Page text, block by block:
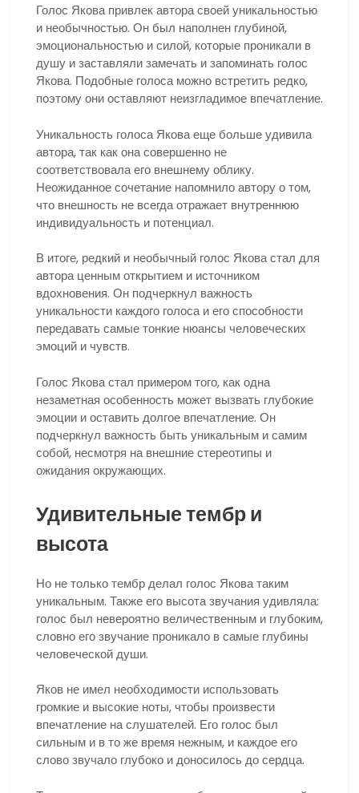
Голос Якова привлек автора своей уникальностью
и необычностью. Он был наполнен глубиной,
эмоциональностью и силой, которые проникали в
душу и заставляли замечать и запоминать голос
Якова. Подобные голоса можно встретить редко,
поэтому они оставляют неизгладимое впечатление.
Уникальность голоса Якова еще больше удивила
автора, так как она совершенно не
соответствовала его внешнему облику.
Неожиданное сочетание напомнило автору о том,
что внешность не всегда отражает внутреннюю
индивидуальность и потенциал.
В итоге, редкий и необычный голос Якова стал для
автора ценным открытием и источником
вдохновения. Он подчеркнул важность
уникальности каждого голоса и его способности
передавать самые тонкие нюансы человеческих
эмоций и чувств.
Голос Якова стал примером того, как одна
незаметная особенность может вызвать глубокие
эмоции и оставить долгое впечатление. Он
подчеркнул важность быть уникальным и самим
собой, несмотря на внешние стереотипы и
ожидания окружающих.
Удивительные тембр и
высота
Но не только тембр делал голос Якова таким
уникальным. Также его высота звучания удивляла:
голос был невероятно величественным и глубоким,
словно его звучание проникало в самые глубины
человеческой души.
Яков не имел необходимости использовать
громкие и высокие ноты, чтобы произвести
впечатление на слушателей. Его голос был
сильным и в то же время нежным, и каждое его
слово звучало глубоко и доносилось до сердца.